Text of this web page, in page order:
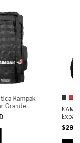
Kampak
Grande